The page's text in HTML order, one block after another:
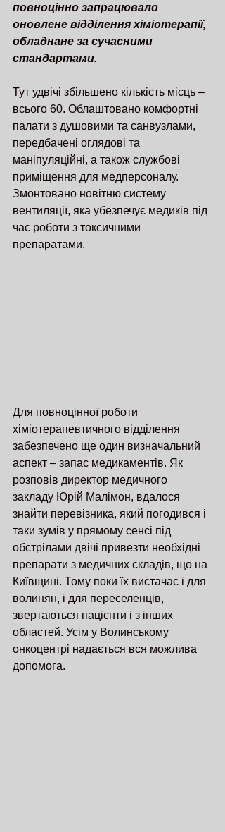
повноцінно запрацювало
оновлене відділення хіміотерапії,
обладнане за сучасними
стандартами.
Тут удвічі збільшено кількість місць –
всього 60. Облаштовано комфортні
палати з душовими та санвузлами,
передбачені оглядові та
маніпуляційні, а також службові
приміщення для медперсоналу.
Змонтовано новітню систему
вентиляції, яка убезпечує медиків під
час роботи з токсичними
препаратами.
Для повноцінної роботи
хіміотерапевтичного відділення
забезпечено ще один визначальний
аспект – запас медикаментів. Як
розповів директор медичного
закладу Юрій Малімон, вдалося
знайти перевізника, який погодився і
таки зумів у прямому сенсі під
обстрілами двічі привезти необхідні
препарати з медичних складів, що на
Київщині. Тому поки їх вистачає і для
волинян, і для переселенців,
звертаються пацієнти і з інших
областей. Усім у Волинському
онкоцентрі надається вся можлива
допомога.